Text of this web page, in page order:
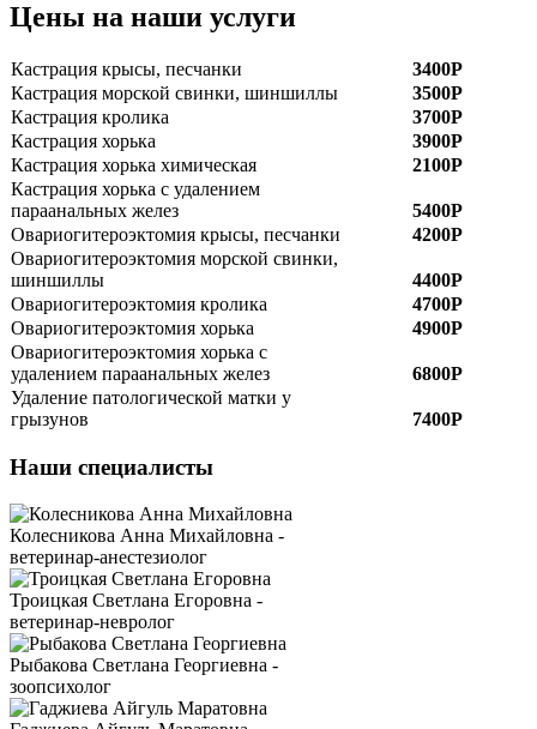
Цены на наши услуги
Кастрация крысы, песчанки
3400Р
Кастрация морской свинки, шиншиллы
3500Р
Кастрация кролика
3700Р
Кастрация хорька
3900Р
Кастрация хорька химическая
2100Р
Кастрация хорька с удалением
параанальных желез
5400Р
Овариогитероэктомия крысы, песчанки
4200Р
Овариогитероэктомия морской свинки,
шиншиллы
4400Р
Овариогитероэктомия кролика
4700Р
Овариогитероэктомия хорька
4900Р
Овариогитероэктомия хорька с
удалением параанальных желез
6800Р
Удаление патологической матки у
грызунов
7400Р
Наши специалисты
Колесникова Анна Михайловна -
ветеринар-анестезиолог
Троицкая Светлана Егоровна -
ветеринар-невролог
Рыбакова Светлана Георгиевна -
зоопсихолог